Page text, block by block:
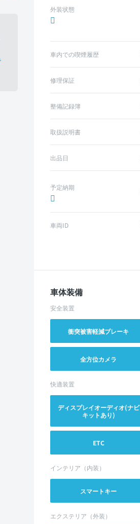
外装状態
車内での喫煙履歴
修理保証
整備記録簿
取扱説明書
出品日
予定納期
車両ID
車体装備
安全装置
衝突被害軽減ブレーキ
全方位カメラ
快適装置
ディスプレイオーディオ(ナビ
キットあり)
ETC
インテリア（内装）
スマートキー
エクステリア（外装）